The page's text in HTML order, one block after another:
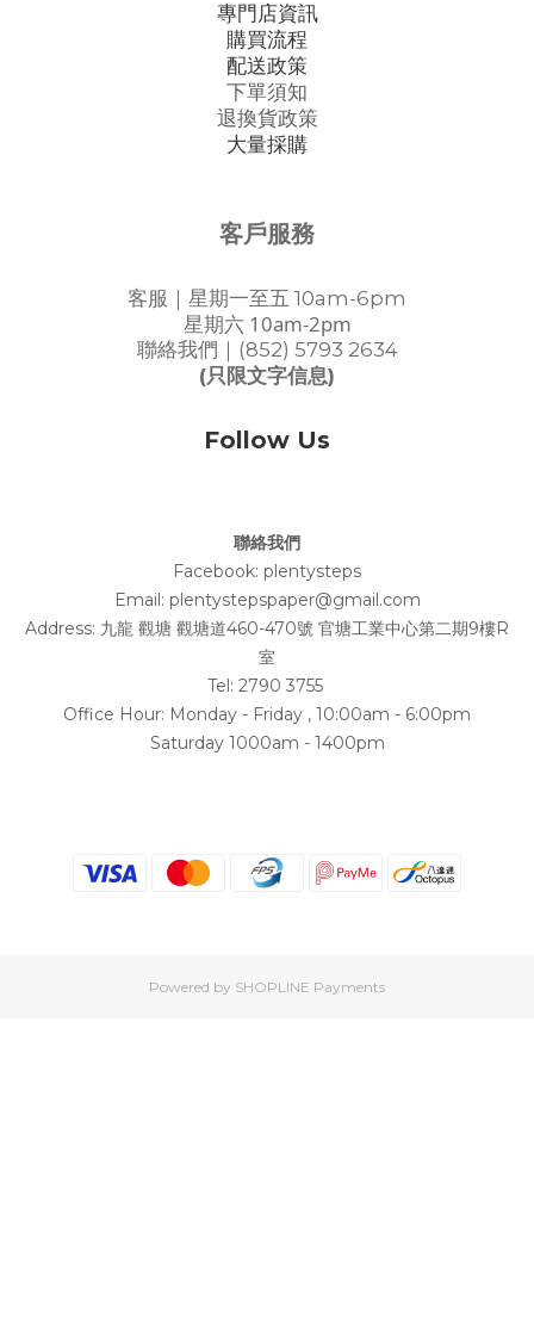
專門店資訊
購買流程
配送政策
下單須知
退換貨政策
大量採購
客戶服務
客服｜星期一至五 10am-6pm
星期六 10am-2pm
聯絡我們｜(852) 5793 2634
(只限文字信息)
Follow Us
聯絡我們
Facebook: plentysteps
Email: plentystepspaper@gmail.com
Address: 九龍 觀塘 觀塘道460-470號 官塘工業中心第二期9樓R
室
Tel: 2790 3755
Office Hour: Monday - Friday , 10:00am - 6:00pm
Saturday 1000am - 1400pm
Powered by SHOPLINE Payments